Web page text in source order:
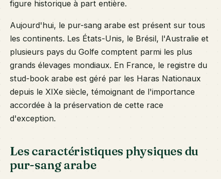
figure historique à part entière.
Aujourd'hui, le pur-sang arabe est présent sur tous
les continents. Les États-Unis, le Brésil, l'Australie et
plusieurs pays du Golfe comptent parmi les plus
grands élevages mondiaux. En France, le registre du
stud-book arabe est géré par les Haras Nationaux
depuis le XIXe siècle, témoignant de l'importance
accordée à la préservation de cette race
d'exception.
Les caractéristiques physiques du
pur-sang arabe